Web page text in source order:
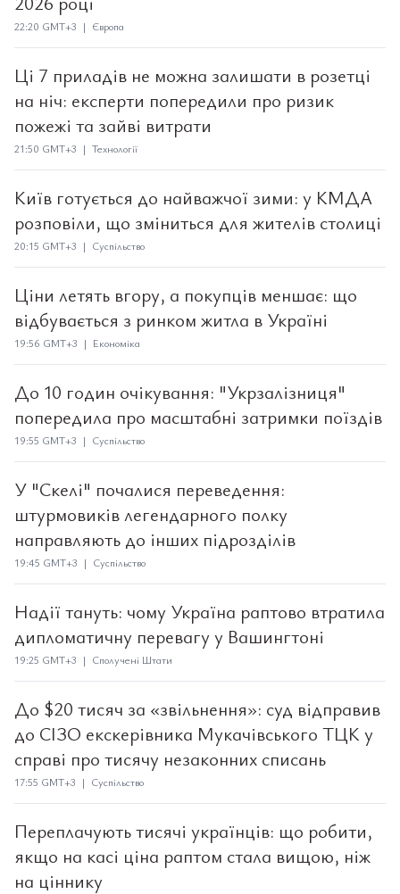
22:20 GMT+3 | Європа
Ці 7 приладів не можна залишати в розетці
на ніч: експерти попередили про ризик
пожежі та зайві витрати
21:50 GMT+3 | Технології
Київ готується до найважчої зими: у КМДА
розповіли, що зміниться для жителів столиці
20:15 GMT+3 | Суспільство
Ціни летять вгору, а покупців меншає: що
відбувається з ринком житла в Україні
19:56 GMT+3 | Економіка
До 10 годин очікування: "Укрзалізниця"
попередила про масштабні затримки поїздів
19:55 GMT+3 | Суспільство
У "Скелі" почалися переведення:
штурмовиків легендарного полку
направляють до інших підрозділів
19:45 GMT+3 | Суспільство
Надії тануть: чому Україна раптово втратила
дипломатичну перевагу у Вашингтоні
19:25 GMT+3 | Сполучені Штати
До $20 тисяч за «звільнення»: суд відправив
до СІЗО екскерівника Мукачівського ТЦК у
справі про тисячу незаконних списань
17:55 GMT+3 | Суспільство
Переплачують тисячі українців: що робити,
якщо на касі ціна раптом стала вищою, ніж
на ціннику